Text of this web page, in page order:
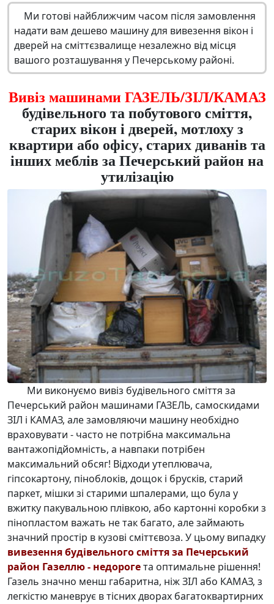
Ми готові найближчим часом після замовлення
надати вам дешево машину для вивезення вікон і
дверей на сміттєзвалище незалежно від місця
вашого розташування у Печерському районі.
Вивіз машинами ГАЗЕЛЬ/ЗІЛ/КАМАЗ
будівельного та побутового сміття,
старих вікон і дверей, мотлоху з
квартири або офісу, старих диванів та
інших меблів за Печерський район на
утилізацію
Ми виконуємо вивіз будівельного сміття за
Печерський район машинами ГАЗЕЛЬ, самоскидами
ЗІЛ і КАМАЗ, але замовляючи машину необхідно
враховувати - часто не потрібна максимальна
вантажопідйомність, а навпаки потрібен
максимальний обсяг! Відходи утеплювача,
гіпсокартону, піноблоків, дощок і брусків, старий
паркет, мішки зі старими шпалерами, що була у
вжитку пакувальною плівкою, або картонні коробки з
пінопластом важать не так багато, але займають
значний простір в кузові сміттєвоза. У цьому випадку
вивезення будівельного сміття за Печерський
район Газеллю - недорогета оптимальне рішення!
Газель значно менш габаритна, ніж ЗІЛ або КАМАЗ, з
легкістю маневрує в тісних дворах багатоквартирних